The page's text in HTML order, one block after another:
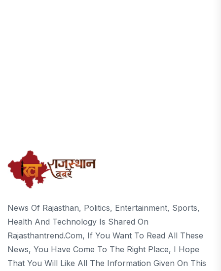
News Of Rajasthan, Politics, Entertainment, Sports,
Health And Technology Is Shared On
Rajasthantrend.com, If You Want To Read All These
News, You Have Come To The Right Place, I Hope
That You Will Like All The Information Given On This